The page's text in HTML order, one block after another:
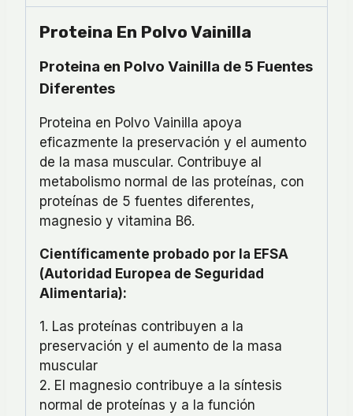
Proteina En Polvo Vainilla
Proteina en Polvo Vainilla de 5 Fuentes
Diferentes
Proteina en Polvo Vainilla apoya
eficazmente la preservación y el aumento
de la masa muscular. Contribuye al
metabolismo normal de las proteínas, con
proteínas de 5 fuentes diferentes,
magnesio y vitamina B6.
Científicamente probado por la EFSA
(Autoridad Europea de Seguridad
Alimentaria):
1. Las proteínas contribuyen a la
preservación y el aumento de la masa
muscular
2. El magnesio contribuye a la síntesis
normal de proteínas y a la función